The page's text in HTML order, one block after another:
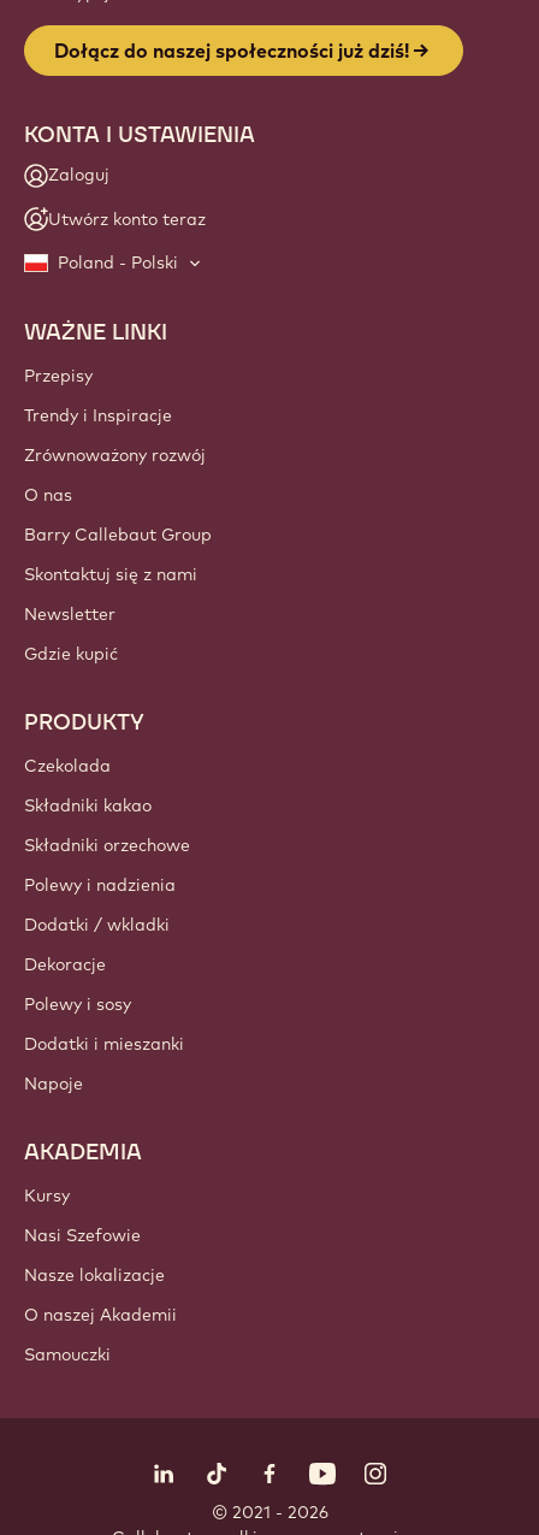
Dołącz do naszej społeczności już dziś!
KONTA I USTAWIENIA
Zaloguj
Utwórz konto teraz
Poland - Polski
Footer
Callebaut
WAŻNE LINKI
Przepisy
Trendy i Inspiracje
Zrównoważony rozwój
O nas
Barry Callebaut Group
Skontaktuj się z nami
Newsletter
Gdzie kupić
PRODUKTY
Czekolada
Składniki kakao
Składniki orzechowe
Polewy i nadzienia
Dodatki / wkladki
Dekoracje
Polewy i sosy
Dodatki i mieszanki
Napoje
AKADEMIA
Kursy
Nasi Szefowie
Nasze lokalizacje
O naszej Akademii
Samouczki
LinkedIn Opens in a new window.
TikTok Opens in a new window.
Facebook Opens in a new
YouTubeInstagram
© 2021 - 2026